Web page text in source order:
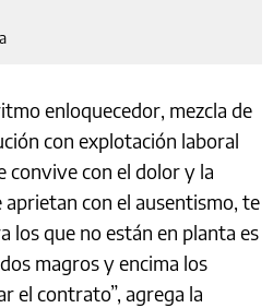
enloquecedor, mezcla de
con explotación laboral
convive con el dolor y la
aprietan con el ausentismo, te
los que no están en planta es
magros y encima los
el contrato”, agrega la